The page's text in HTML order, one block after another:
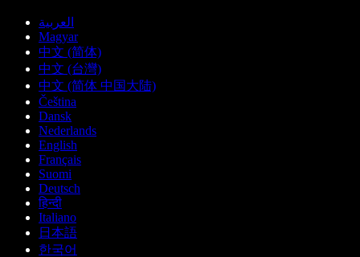
العربية
Magyar
中文 (简体)
中文 (台灣)
中文 (简体 中国大陆)
Čeština
Dansk
Nederlands
English
Français
Suomi
Deutsch
हिन्दी
Italiano
日本語
한국어